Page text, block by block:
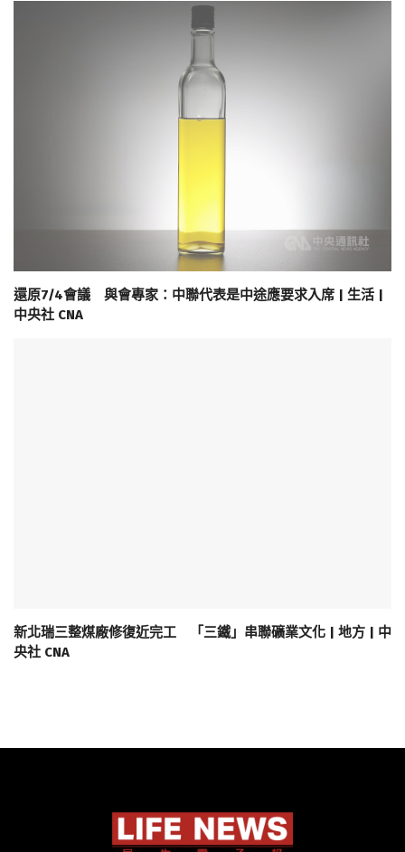
還原7/4會議 與會專家：中聯代表是中途應要求入席 | 生活 |
中央社 CNA
新北瑞三整煤廠修復近完工 「三鐵」串聯礦業文化 | 地方 | 中
央社 CNA